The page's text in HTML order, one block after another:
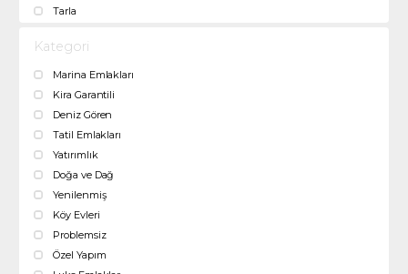
Tarla
Kategori
Marina Emlakları
Kira Garantili
Deniz Gören
Tatil Emlakları
Yatırımlık
Doğa ve Dağ
Yenilenmiş
Köy Evleri
Problemsiz
Özel Yapım